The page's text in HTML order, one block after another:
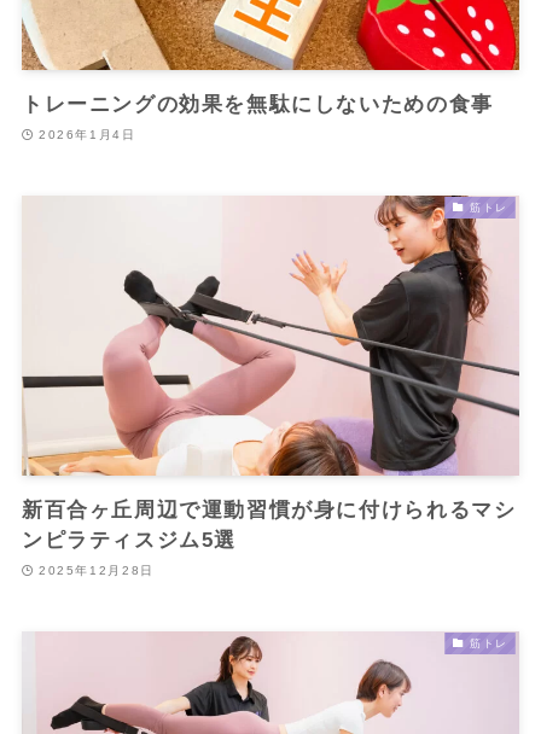
トレーニングの効果を無駄にしないための食事
2026年1月4日
筋トレ
新百合ヶ丘周辺で運動習慣が身に付けられるマシ
ンピラティスジム5選
2025年12月28日
筋トレ